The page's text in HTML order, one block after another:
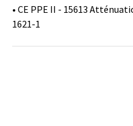
• CE PPE II - 15613
1621-1